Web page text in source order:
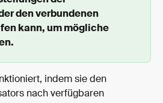
den verbundenen
kann, um mögliche
indem sie den
nach verfügbaren